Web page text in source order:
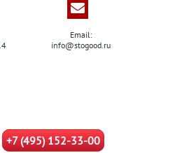
Email:
info@stogood.ru
+7 (495) 152-33-00